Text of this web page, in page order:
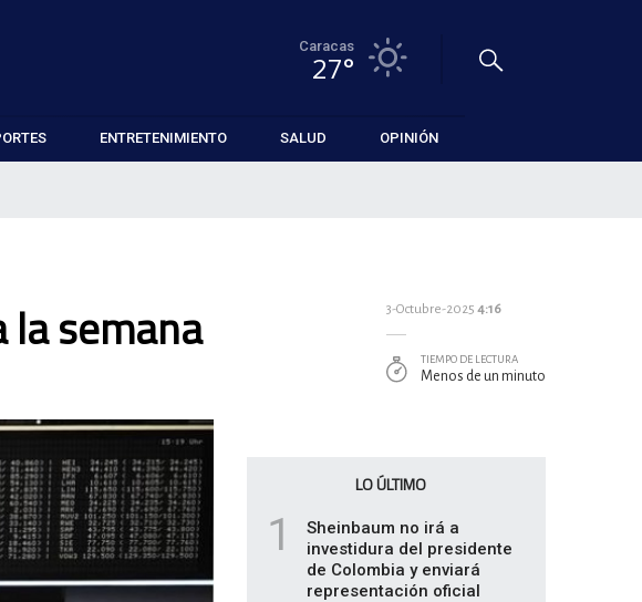
Caracas
27°
ENTRETENIMIENTO SALUD OPINIÓN
la semana 3-Octubre-2025 4:16
TIEMPO DE LECTURA
Menos de un minuto
LO ÚLTIMO
1
Sheinbaum no irá a
investidura del presidente
de Colombia y enviará
representación oficial